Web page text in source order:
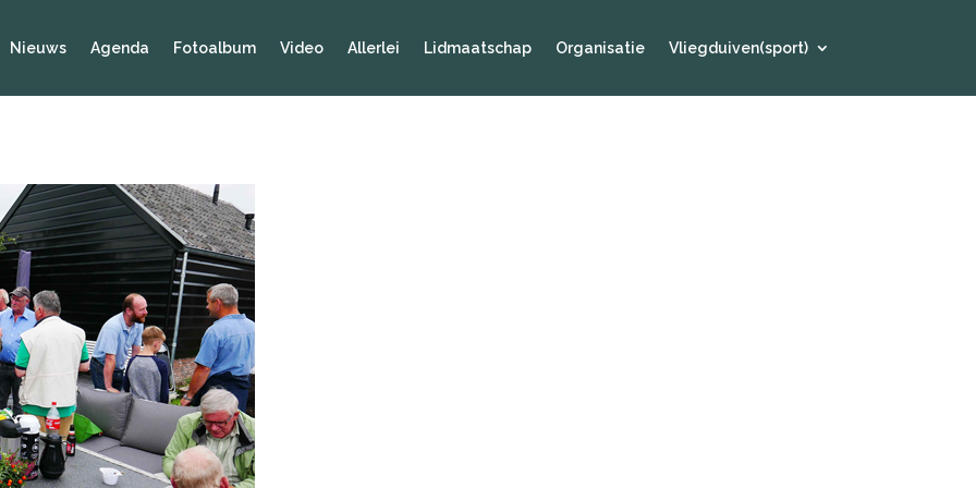
Nieuws Agenda Fotoalbum Video Allerlei Lidmaatschap Organisatie Vliegduiven(sport)